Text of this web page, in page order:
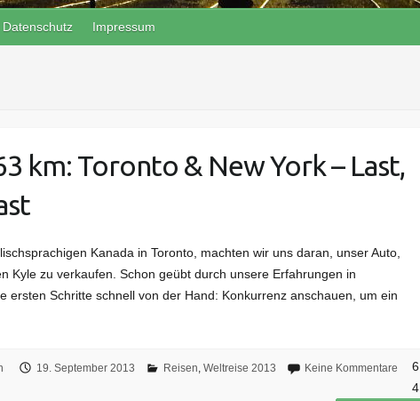
Datenschutz Impressum
km: Toronto & New York – Last,
Kanada in Toronto, machten wir uns daran, unser Auto,
Kyle zu verkaufen. Schon geübt durch unsere Erfahrungen in
ersten Schritte schnell von der Hand: Konkurrenz anschauen, um ein
19. September 2013 Reisen, Weltreise 2013 Keine Kommentare
6
4